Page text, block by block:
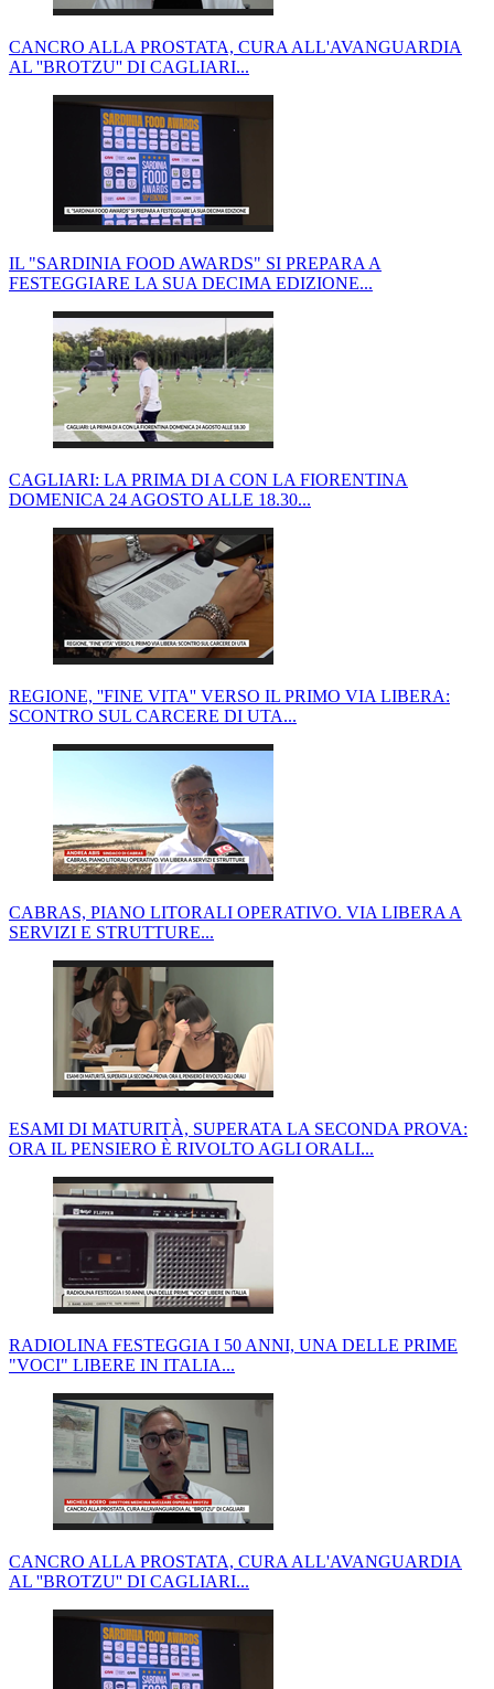
CANCRO ALLA PROSTATA, CURA ALL'AVANGUARDIA
AL ''BROTZU'' DI CAGLIARI...
IL "SARDINIA FOOD AWARDS" SI PREPARA A
FESTEGGIARE LA SUA DECIMA EDIZIONE...
CAGLIARI: LA PRIMA DI A CON LA FIORENTINA
DOMENICA 24 AGOSTO ALLE 18.30...
REGIONE, ''FINE VITA'' VERSO IL PRIMO VIA LIBERA:
SCONTRO SUL CARCERE DI UTA...
CABRAS, PIANO LITORALI OPERATIVO. VIA LIBERA A
SERVIZI E STRUTTURE...
ESAMI DI MATURITÀ, SUPERATA LA SECONDA PROVA:
ORA IL PENSIERO È RIVOLTO AGLI ORALI...
RADIOLINA FESTEGGIA I 50 ANNI, UNA DELLE PRIME
"VOCI" LIBERE IN ITALIA...
CANCRO ALLA PROSTATA, CURA ALL'AVANGUARDIA
AL ''BROTZU'' DI CAGLIARI...